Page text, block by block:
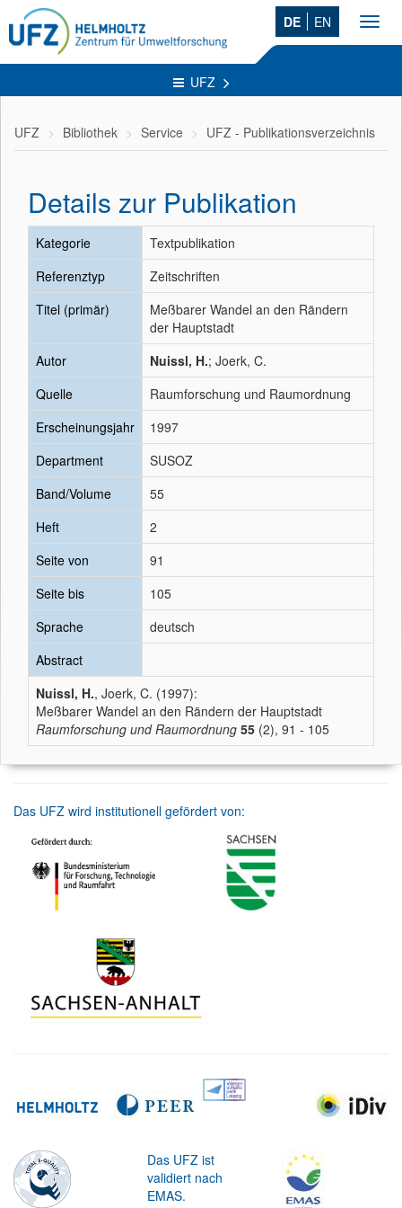
DE EN
UFZ
UFZ Bibliothek Service UFZ - Publikationsverzeichnis
Details zur Publikation
Kategorie
Textpublikation
Referenztyp
Zeitschriften
Titel (primär)
Meßbarer Wandel an den Rändern
der Hauptstadt
Autor
Nuissl, H.; Joerk, C.
Quelle
Raumforschung und Raumordnung
Erscheinungsjahr
1997
Department
SUSOZ
Band/Volume
55
Heft
2
Seite von
91
Seite bis
105
Sprache
deutsch
Abstract
Nuissl, H., Joerk, C. (1997):
Meßbarer Wandel an den Rändern der Hauptstadt
Raumforschung und Raumordnung 55 (2), 91 - 105
Das UFZ wird institutionell gefördert von:
Das UFZ ist
validiert nach
EMAS.